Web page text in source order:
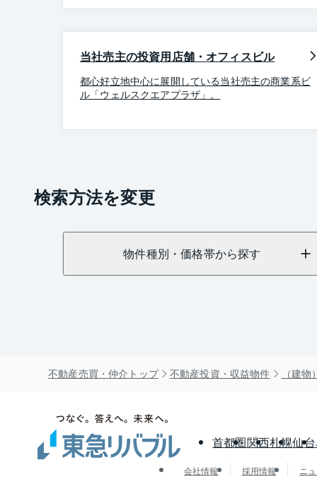
当社売主の投資用店舗・オフィスビル
都心好立地中心に展開している当社売主の商業系ビ
ル「ウェルスクエアプラザ」。
検索方法を変更
物件種別・価格帯から探す
不動産売買・仲介トップ 不動産投資・収益物件 （建
首都圏関西札幌仙台
会社情報 採用情報
ニ